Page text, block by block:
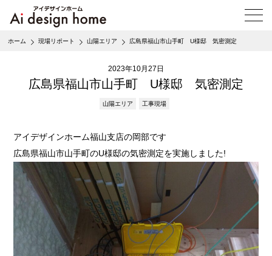
メ
ニ
く
ホーム 現場リポート 山陽エリア 広島県福山市山手町 U様邸 気密測定
2023年10月27日
広島県福山市山手町 U様邸 気密測定
山陽エリア 工事現場
アイデザインホーム福山支店の岡部です
広島県福山市山手町のU様邸の気密測定を実施しました!